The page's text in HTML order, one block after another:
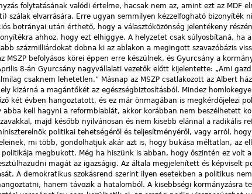
folytatásának valódi értelme, hacsak nem az, amint ezt az MDF
szálak elvarrására. Erre ugyan semmilyen kézzelfogható bizonyíték
botrányai után érthető, hogy a választóközönség jelentékeny
ahhoz, hogy ezt elhiggye. A helyzetet csak súlyosbítaná, ha
százmilliárdokat dobna ki az ablakon a megingott szavazóbázis
MSZP befolyásos körei éppen erre készülnek, és Gyurcsány a
8-án Gyurcsány nagyvállalati vezetők előtt kijelentette: „Ami
csaknem lehetetlen.” Másnap az MSZP csatlakozott az Albert
kizárná a magántőkét az egészségbiztosításból. Mindez
két évben hangoztatott, és ez már önmagában is megkérdőjelezi
abba kell hagyni a reform­blablát, akkor korábban nem beszélhetett
majd később nyilvánosan és nem kisebb elánnal a radikális
politikai tehetségéről és teljesítményéről, vagy arról, hogy
mi több, gondolhatjuk akár azt is, hogy bukása méltatlan, az
megbukott. Még ha hiszünk is abban, hogy őszintén ez volt
magát az igazságig. Az általa megjelenített és képviselt
A demokratikus szokásrend szerint ilyen esetekben a politikus
hanem távozik a hatalomból. A kisebbségi kormányzásra